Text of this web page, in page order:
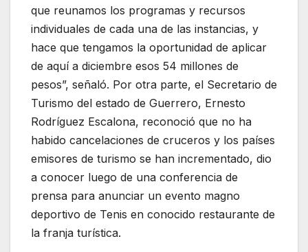
que reunamos los programas y recursos
individuales de cada una de las instancias, y
hace que tengamos la oportunidad de aplicar
de aquí a diciembre esos 54 millones de
pesos”, señaló. Por otra parte, el Secretario de
Turismo del estado de Guerrero, Ernesto
Rodríguez Escalona, reconoció que no ha
habido cancelaciones de cruceros y los países
emisores de turismo se han incrementado, dio
a conocer luego de una conferencia de
prensa para anunciar un evento magno
deportivo de Tenis en conocido restaurante de
la franja turística.